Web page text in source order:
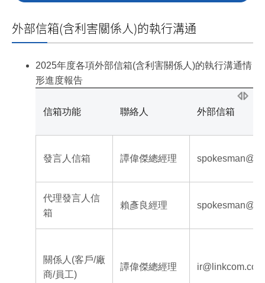
外部信箱(含利害關係人)的執行溝通
2025年度各項外部信箱(含利害關係人)的執行溝通情
形進度報告
信箱功能 聯絡人 外部信箱
發言人信箱 譚偉傑總經理
代理發言人信
箱
賴彥良經理
關係人(客戶/廠
商/員工)
譚偉傑總經理